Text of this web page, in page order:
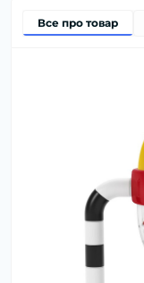
Все про товар